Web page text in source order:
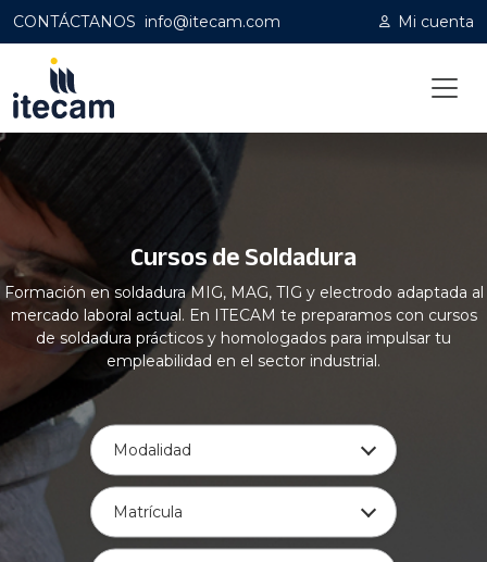
CONTÁCTANOS info@itecam.com Mi cuenta
Capacitación profesional
Cursos de Soldadura
Formación en soldadura MIG, MAG, TIG y electrodo adaptada al
mercado laboral actual. En ITECAM te preparamos con cursos
de soldadura prácticos y homologados para impulsar tu
empleabilidad en el sector industrial.
Modalidad
Matrícula